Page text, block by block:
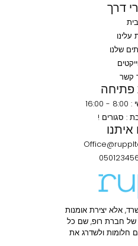
אלא יצירת אומנות
של חברת רופ, שם כל
חלומות ולשדרג את
דרך
בית
עלינו
שלנו
קשר
פתיחה
: סגורים !
איתנו